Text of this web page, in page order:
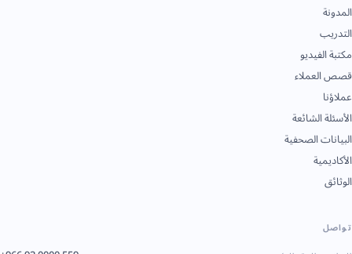
المدونة
التدريب
مكتبة الفيديو
قصص العملاء
عملاؤنا
الأسئلة الشائعة
البيانات الصحفية
الأكاديمية
الوثائق
تواصل